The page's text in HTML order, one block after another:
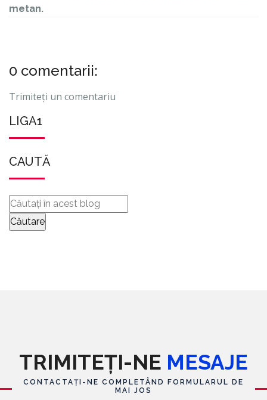
metan.
0 comentarii:
Trimiteți un comentariu
LIGA1
CAUTĂ
TRIMITEȚI-NE MESAJE
CONTACTAȚI-NE COMPLETÂND FORMULARUL DE
MAI JOS